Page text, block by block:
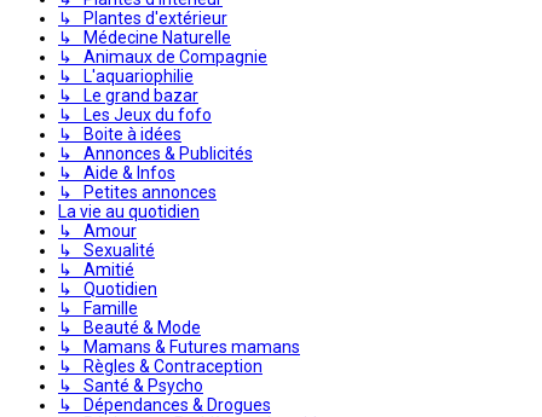
↳ Plantes d'extérieur
↳ Médecine Naturelle
↳ Animaux de Compagnie
↳ L'aquariophilie
↳ Le grand bazar
↳ Les Jeux du fofo
↳ Boite à idées
↳ Annonces & Publicités
↳ Aide & Infos
↳ Petites annonces
La vie au quotidien
↳ Amour
↳ Sexualité
↳ Amitié
↳ Quotidien
↳ Famille
↳ Beauté & Mode
↳ Mamans & Futures mamans
↳ Règles & Contraception
↳ Santé & Psycho
↳ Dépendances & Drogues